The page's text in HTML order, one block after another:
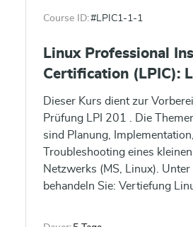
Course ID:#LPIC1-1-1
Linux Professional
Certification (LPIC):
Dieser Kurs dient zur
Prüfung LPI 201 . Die
sind Planung,
Troubleshooting eines
Netzwerks (MS, Linux). Unter
behandeln Sie: Vertiefung